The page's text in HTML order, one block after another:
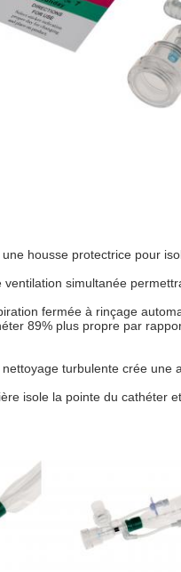
housse protectrice pour
simultanée
fermée à rinçage
89% plus propre par
turbulente crée une
isole la pointe du cathéter